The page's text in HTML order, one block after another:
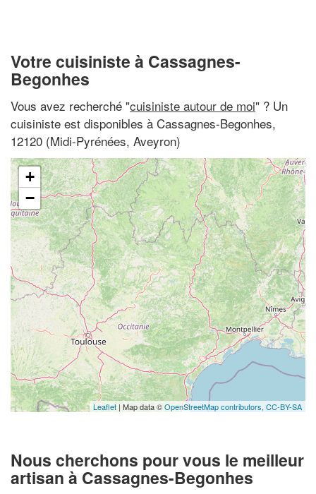
Votre cuisiniste à Cassagnes-
Begonhes
Vous avez recherché "cuisiniste autour de moi" ? Un
cuisiniste est disponibles à Cassagnes-Begonhes,
12120 (Midi-Pyrénées, Aveyron)
+
−
Leaflet | Map data ©OpenStreetMap contributors, CC-BY-SA
Nous cherchons pour vous le meilleur
artisan à Cassagnes-Begonhes